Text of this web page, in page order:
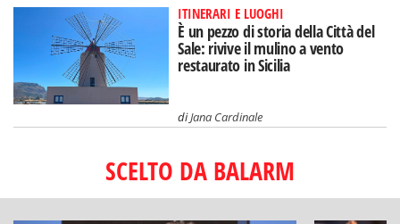
ITINERARI E LUOGHI
È un pezzo di storia della Città del
Sale: rivive il mulino a vento
restaurato in Sicilia
diJana Cardinale
SCELTO DA BALARM